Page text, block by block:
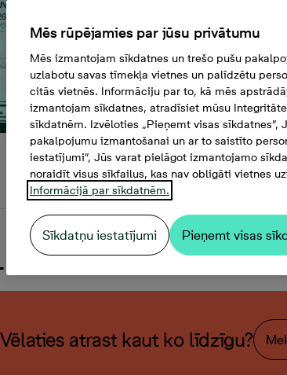
3 -istabu dzīvoklis,
atrast kaut ko līdzīgu?
Mēs rūpējamies par jūsu privātumu
Mēs izmantojam sīkdatnes un trešo pušu
uzlabotu savas tīmekļa vietnes un palīdzētu
citās vietnēs. Informāciju par to, kā mēs
izmantojam sīkdatnes, atradīsiet mūsu
sīkdatnēm. Izvēloties „Pieņemt visas
pakalpojumu izmantošanai un ar to saistīto
iestatījumi”, Jūs varat pielāgot izmantojamo
noraidīt visus sīkfailus, kas nav obligāti vietnes
Informācijā par sīkdatnēm.
Sīkdatņu iestatījumi Pieņemt visas